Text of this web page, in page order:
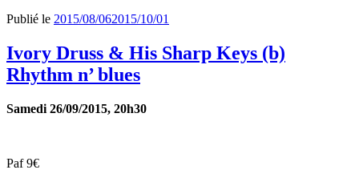
Publié le 2015/08/062015/10/01
Ivory Druss & His Sharp Keys (b)
Rhythm n’ blues
Samedi 26/09/2015, 20h30
Paf 9€